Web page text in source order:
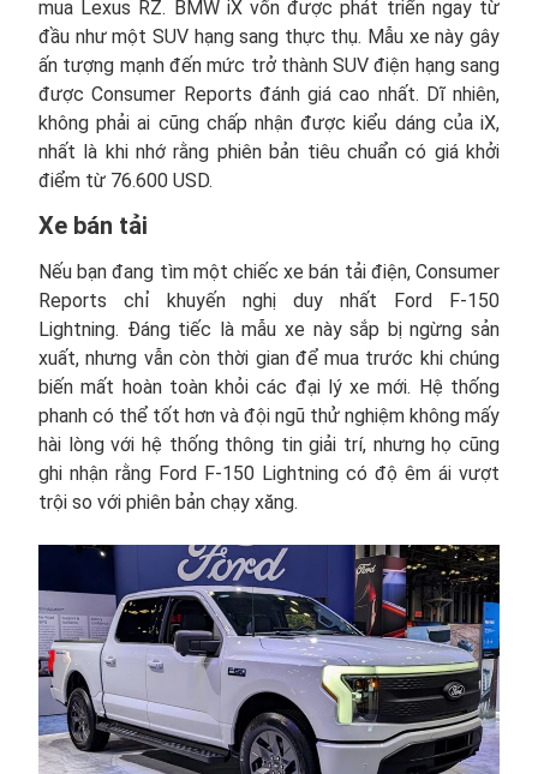
mua Lexus RZ. BMW iX vốn được phát triển ngay từ
đầu như một SUV hạng sang thực thụ. Mẫu xe này gây
ấn tượng mạnh đến mức trở thành SUV điện hạng sang
được Consumer Reports đánh giá cao nhất. Dĩ nhiên,
không phải ai cũng chấp nhận được kiểu dáng của iX,
nhất là khi nhớ rằng phiên bản tiêu chuẩn có giá khởi
điểm từ 76.600 USD.
Xe bán tải
Nếu bạn đang tìm một chiếc xe bán tải điện, Consumer
Reports chỉ khuyến nghị duy nhất Ford F-150
Lightning. Đáng tiếc là mẫu xe này sắp bị ngừng sản
xuất, nhưng vẫn còn thời gian để mua trước khi chúng
biến mất hoàn toàn khỏi các đại lý xe mới. Hệ thống
phanh có thể tốt hơn và đội ngũ thử nghiệm không mấy
hài lòng với hệ thống thông tin giải trí, nhưng họ cũng
ghi nhận rằng Ford F-150 Lightning có độ êm ái vượt
trội so với phiên bản chạy xăng.